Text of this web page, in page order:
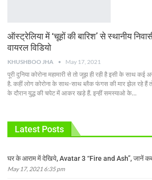
ऑस्ट्रेलिया में ‘चूहों की बारिश’ से स्थानीय
वायरल विडियो
KHUSHBOO JHA May 17, 2021
पूरी दुनिया कोरोना महामारी से तो जूझ ही रही है इसी के साथ
है. कहीं लोग कोरोना के साथ-साथ ब्लैक फंगस की मार झेल रहे हैं
के दौरान युद्ध की चपेट में आकर खड़े हैं. इन्हीं समस्याओ के…
Latest Posts
घर के आराम में देखिये, Avatar 3 “Fire and Ash”, जानें कब
May 17, 2021 6:35 pm